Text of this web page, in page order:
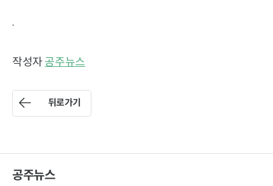
.
작성자 공주뉴스
뒤로가기
공주뉴스